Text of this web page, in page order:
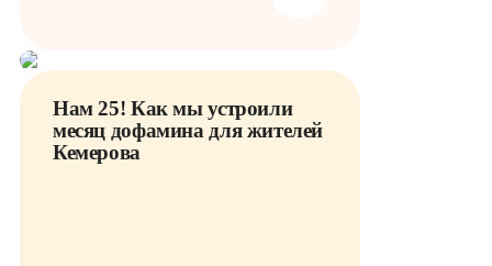
Нам 25! Как мы устроили
месяц дофамина для жителей
Кемерова